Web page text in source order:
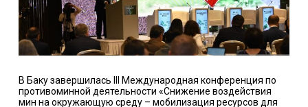
В Баку завершилась III Международная конференция по
противоминной деятельности «Снижение воздействия
мин на окружающую среду – мобилизация ресурсов для